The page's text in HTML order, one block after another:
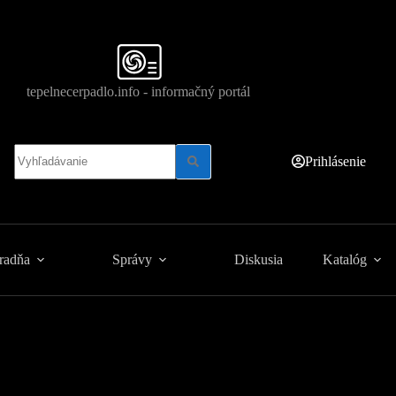
tepelnecerpadlo.info - informačný portál
results
Prihlásenie
Správy Diskusia Katalóg